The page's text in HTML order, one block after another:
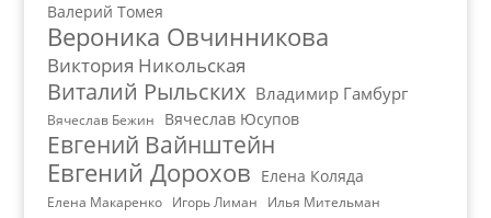
Валерий Томея
Вероника Овчинникова
Виктория Никольская
Виталий Рыльских Владимир Гамбург
Вячеслав Бежин Вячеслав Юсупов
Евгений Вайнштейн
Евгений Дорохов Елена Коляда
Елена Макаренко Игорь Лиман
Илья Мительман